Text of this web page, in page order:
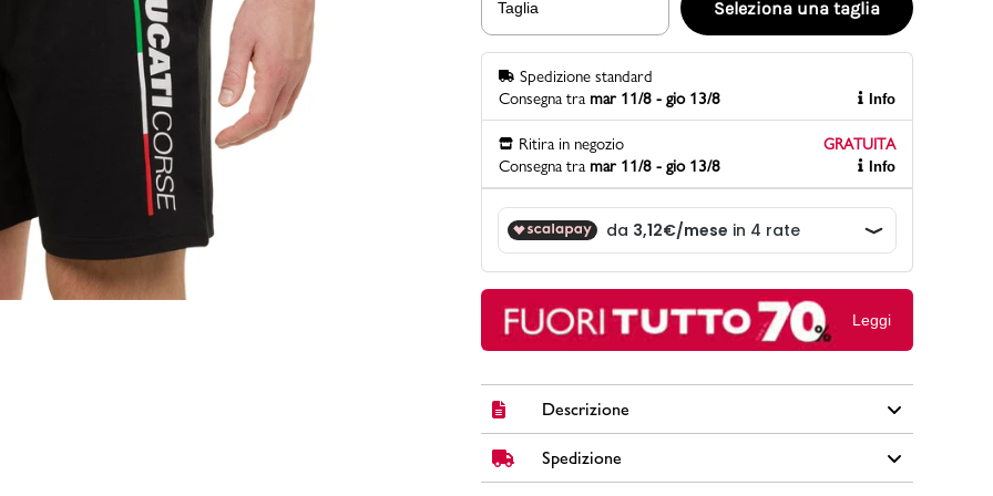
Scopri di più
PittaRosso
Back to School 2026: la guida definitiva per il
rientro a scuola
PittaRosso
Gioco della scarpa al matrimonio e idee
divertenti con le calzature
Donna
Taglia Seleziona una taglia
Spedizione standard
Consegna tra mar 11/8 - gio 13/8 Info
Ritira in negozio
GRATUITA
Consegna tra mar 11/8 - gio 13/8 Info
Leggi
Descrizione
Pantaloncini da uomo Ducati Corse Emilio colore nero in
cotone con vita elasticizzata, cordino regolabile e logo
Spedizione